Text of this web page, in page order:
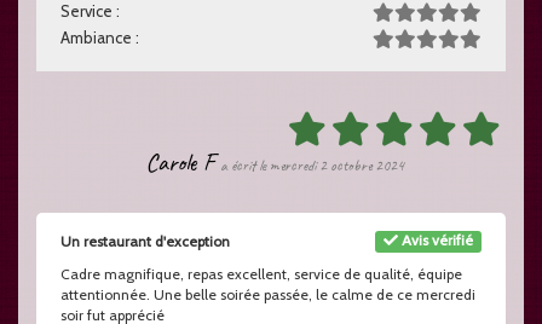
Service :
Ambiance :
Carole F a écrit le mercredi 2 octobre 2024
Avis vérifié
Un restaurant d'exception
Cadre magnifique, repas excellent, service de qualité, équipe
attentionnée. Une belle soirée passée, le calme de ce mercredi
soir fut apprécié